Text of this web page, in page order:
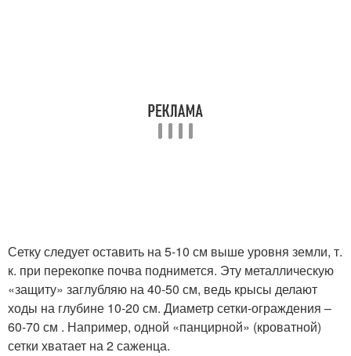
Сетку следует оставить на 5-10 см выше уровня земли, т.
к. при перекопке почва поднимется. Эту металлическую
«защиту» заглубляю на 40-50 см, ведь крысы делают
ходы на глубине 10-20 см. Диаметр сетки-ограждения –
60-70 см . Например, одной «панцирной» (кроватной)
сетки хватает на 2 саженца.